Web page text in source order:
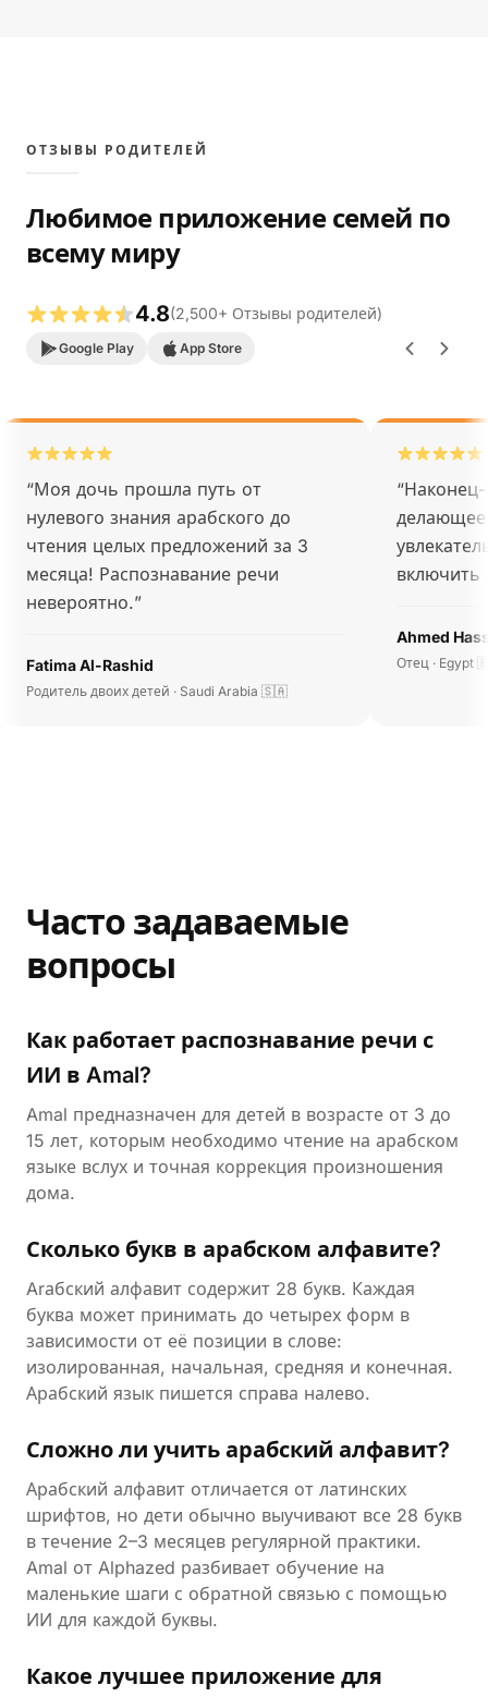
ОТЗЫВЫ РОДИТЕЛЕЙ
Любимое приложение семей по
всему миру
4.8(2,500+ Отзывы родителей)
Google Play App Store
“Моя дочь прошла путь от
нулевого знания арабского до
чтения целых предложений за 3
месяца! Распознавание речи
невероятно.”
Fatima Al-Rashid
Родитель двоих детей · Saudi Arabia 🇸🇦
“
делающее
включить
Ahmed
Отец · Egypt
Часто задаваемые
вопросы
Как работает распознавание речи с
ИИ в Amal?
Amal предназначен для детей в возрасте от 3 до
15 лет, которым необходимо чтение на арабском
языке вслух и точная коррекция произношения
дома.
Сколько букв в арабском алфавите?
Arабский алфавит содержит 28 букв. Каждая
буква может принимать до четырех форм в
зависимости от её позиции в слове:
изолированная, начальная, средняя и конечная.
Арабский язык пишется справа налево.
Сложно ли учить арабский алфавит?
Арабский алфавит отличается от латинских
шрифтов, но дети обычно выучивают все 28 букв
в течение 2–3 месяцев регулярной практики.
Amal от Alphazed разбивает обучение на
маленькие шаги с обратной связью с помощью
ИИ для каждой буквы.
Какое лучшее приложение для